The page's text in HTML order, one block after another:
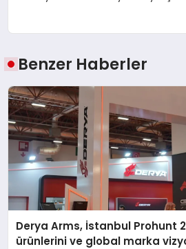
Benzer Haberler
Derya Arms, İstanbul Prohunt
ürünlerini ve global marka